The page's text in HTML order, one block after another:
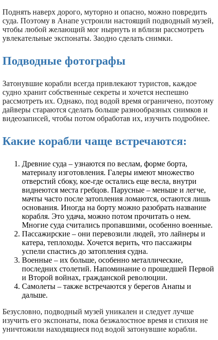
Поднять наверх дорого, муторно и опасно, можно повредить
суда. Поэтому в Анапе устроили настоящий подводный музей,
чтобы любой желающий мог нырнуть и вблизи рассмотреть
увлекательные экспонаты. Заодно сделать снимки.
Подводные фотографы
Затонувшие корабли всегда привлекают туристов, каждое
судно хранит собственные секреты и хочется неспешно
рассмотреть их. Однако, под водой время ограничено, поэтому
дайверы стараются сделать больше разнообразных снимков и
видеозаписей, чтобы потом обработав их, изучить подробнее.
Какие корабли чаще встречаются:
Древние суда – узнаются по веслам, форме борта,
материалу изготовления. Галеры имеют множество
отверстий сбоку, кое-где остались еще весла, внутри
виднеются места гребцов. Парусные – меньше и легче,
мачты часто после затопления ломаются, остаются лишь
основания. Иногда на борту можно разобрать название
корабля. Это удача, можно потом прочитать о нем.
Многие суда считались пропавшими, особенно военные.
Пассажирские – они перевозили людей, это лайнеры и
катера, теплоходы. Хочется верить, что пассажиры
успели спастись до затопления судна.
Военные – их больше, особенно металлические,
последних столетий. Напоминание о прошедшей Первой
и Второй войнах, гражданской революции.
Самолеты – также встречаются у берегов Анапы и
дальше.
Безусловно, подводный музей уникален и следует лучше
изучить его экспонаты, пока безжалостное время и стихия не
уничтожили находящиеся под водой затонувшие корабли.